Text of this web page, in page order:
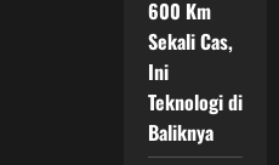
600 Km
Sekali Cas,
Ini
Teknologi di
Baliknya